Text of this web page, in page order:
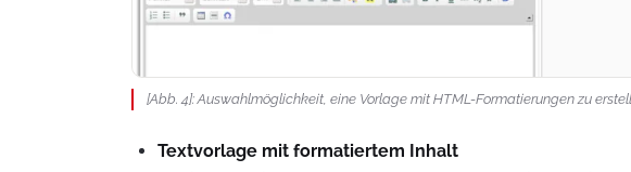
[Abb. 4]: Auswahlmöglichkeit, eine Vorlage mit HTML-Formatierungen zu
Textvorlage mit formatiertem Inhalt